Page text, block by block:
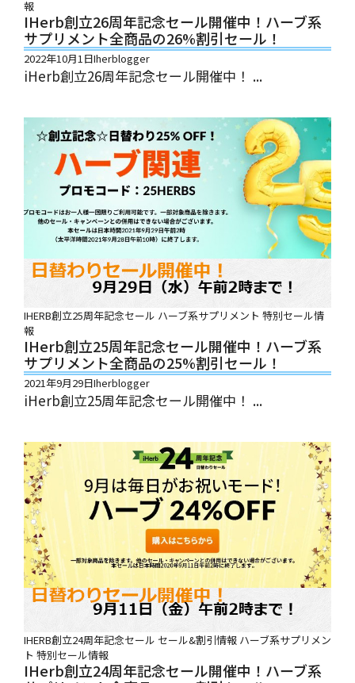
報
IHerb創立26周年記念セール開催中！ハーブ系
サプリメント全商品の26%割引セール！
2022年10月1日Iherblogger
iHerb創立26周年記念セール開催中！ ...
IHERB創立25周年記念セール ハーブ系サプリメント 特別セール情
報
IHerb創立25周年記念セール開催中！ハーブ系
サプリメント全商品の25%割引セール！
2021年9月29日Iherblogger
iHerb創立25周年記念セール開催中！ ...
IHERB創立24周年記念セール セール&割引情報 ハーブ系サプリメン
ト 特別セール情報
IHerb創立24周年記念セール開催中！ハーブ系